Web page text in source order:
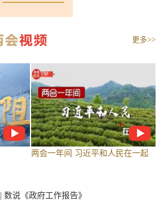
更多>>
两会一年间 习近平和人民在一起
数说《政府工作报告》